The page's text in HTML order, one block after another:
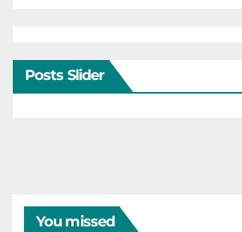
Posts Slider
You missed